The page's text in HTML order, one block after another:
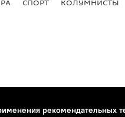
СПОРТ КОЛУМНИСТЫ
рекомендательных